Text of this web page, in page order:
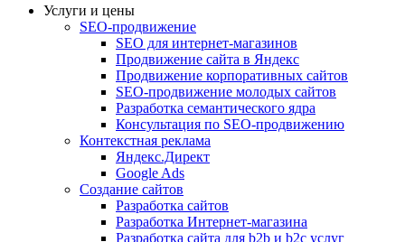
Услуги и цены
SEO-продвижение
SEO для интернет-магазинов
Продвижение сайта в Яндекс
Продвижение корпоративных сайтов
SEO-продвижение молодых сайтов
Разработка семантического ядра
Консультация по SEO-продвижению
Контекстная реклама
Яндекс.Директ
Google Ads
Создание сайтов
Разработка сайтов
Разработка Интернет-магазина
Разработка сайта для b2b и b2c услуг